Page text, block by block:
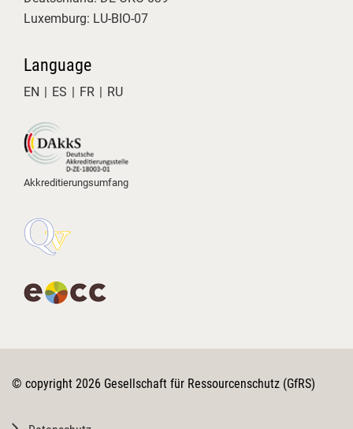
für Landwirtschaft und Ernährung
4
Ressourcenschutz mbH
Luxemburg: LU-BIO-07
Language
EN ES FR RU
Akkreditierungsumfang
© copyright 2026 Gesellschaft für Ressourcenschutz (GfRS)